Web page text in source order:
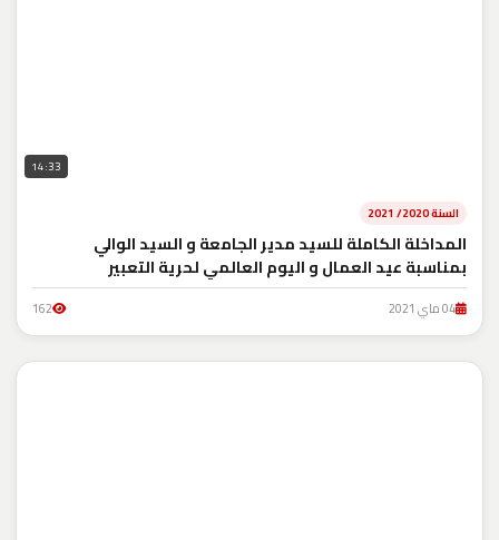
14:33
السنة 2020/ 2021
المداخلة الكاملة للسيد مدير الجامعة و السيد الوالي
بمناسبة عيد العمال و اليوم العالمي لحرية التعبير
04 ماي 2021 162